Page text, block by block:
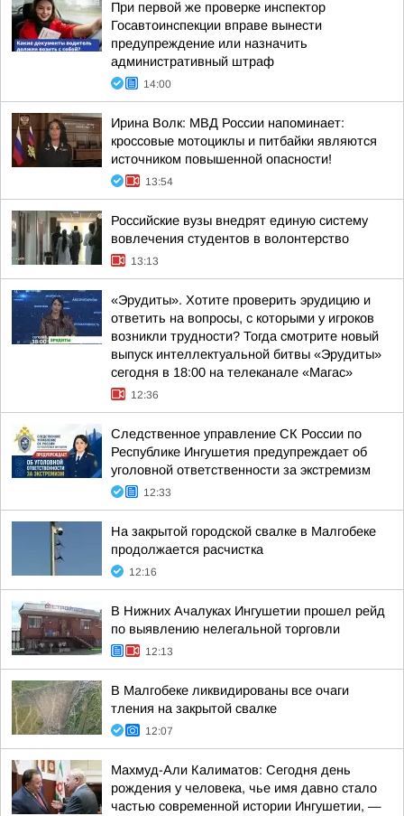
При первой же проверке инспектор
Госавтоинспекции вправе вынести
предупреждение или назначить
административный штраф
14:00
Ирина Волк: МВД России напоминает:
кроссовые мотоциклы и питбайки являются
источником повышенной опасности!
13:54
Российские вузы внедрят единую систему
вовлечения студентов в волонтерство
13:13
«Эрудиты». Хотите проверить эрудицию и
ответить на вопросы, с которыми у игроков
возникли трудности? Тогда смотрите новый
выпуск интеллектуальной битвы «Эрудиты»
сегодня в 18:00 на телеканале «Магас»
12:36
Следственное управление СК России по
Республике Ингушетия предупреждает об
уголовной ответственности за экстремизм
12:33
На закрытой городской свалке в Малгобеке
продолжается расчистка
12:16
В Нижних Ачалуках Ингушетии прошел рейд
по выявлению нелегальной торговли
12:13
В Малгобеке ликвидированы все очаги
тления на закрытой свалке
12:07
Махмуд-Али Калиматов: Сегодня день
рождения у человека, чье имя давно стало
частью современной истории Ингушетии, —